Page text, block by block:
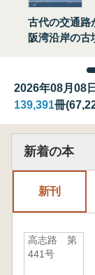
古代の交通路
阪湾沿岸の古
2026年08月08
139,391冊
新着の本
新刊
高志路 第
441号